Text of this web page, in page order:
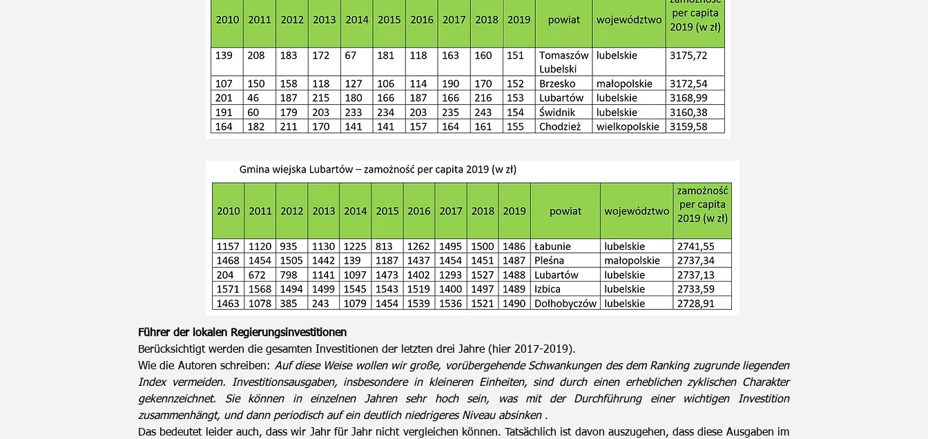
Führer der lokalen Regierungsinvestitionen
Berücksichtigt werden die gesamten Investitionen der letzten drei Jahre (hier 2017-2019).
Wie die Autoren schreiben: Auf diese Weise wollen wir große, vorübergehende Schwankungen des dem Ranking zugrunde liegenden
Index vermeiden. Investitionsausgaben, insbesondere in kleineren Einheiten, sind durch einen erheblichen zyklischen Charakter
gekennzeichnet. Sie können in einzelnen Jahren sehr hoch sein, was mit der Durchführung einer wichtigen Investition
zusammenhängt, und dann periodisch auf ein deutlich niedrigeres Niveau absinken.
Das bedeutet leider auch, dass wir Jahr für Jahr nicht vergleichen können. Tatsächlich ist davon auszugehen, dass diese Ausgaben im